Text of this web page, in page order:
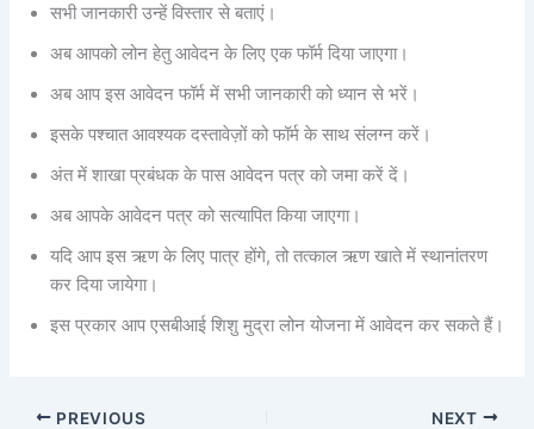
सभी जानकारी उन्हें विस्तार से बताएं।
अब आपको लोन हेतु आवेदन के लिए एक फॉर्म दिया जाएगा।
अब आप इस आवेदन फॉर्म में सभी जानकारी को ध्यान से भरें।
इसके पश्चात आवश्यक दस्तावेज़ों को फॉर्म के साथ संलग्न करें।
अंत में शाखा प्रबंधक के पास आवेदन पत्र को जमा करें दें।
अब आपके आवेदन पत्र को सत्यापित किया जाएगा।
यदि आप इस ऋण के लिए पात्र होंगे, तो तत्काल ऋण खाते में स्थानांतरण
कर दिया जायेगा।
इस प्रकार आप एसबीआई शिशु मुद्रा लोन योजना में आवेदन कर सकते हैं।
PREVIOUS NEXT